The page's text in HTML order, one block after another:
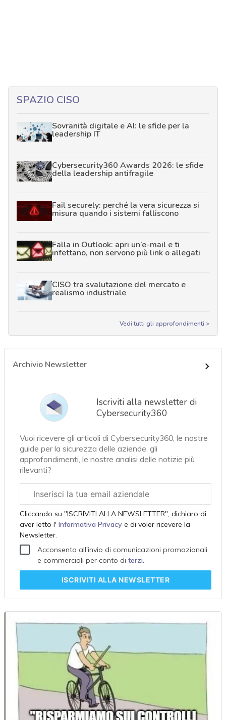
SPAZIO CISO
Sovranità digitale e AI: le sfide per la
leadership IT
Cybersecurity360 Awards 2026: le sfide
della leadership antifragile
Fail securely: perché la vera sicurezza si
misura quando i sistemi falliscono
Falla in Outlook: apri un’e-mail e ti
infettano, non servono più link o allegati
CISO tra svalutazione del mercato e
realismo industriale
Vedi tutti gli approfondimenti >
Archivio Newsletter
Iscriviti alla newsletter di
Cybersecurity360
Vuoi ricevere gli articoli di Cybersecurity360, le nostre
guide per la sicurezza delle aziende, gli
approfondimenti, le nostre analisi delle notizie più
rilevanti?
aziendale
Cliccando su "ISCRIVITI ALLA NEWSLETTER", dichiaro di
aver letto l'Informativa Privacy e di voler ricevere la
Newsletter.
Acconsento all'invio di comunicazioni promozionali
e commerciali per conto di terzi.
ISCRIVITI ALLA NEWSLETTER